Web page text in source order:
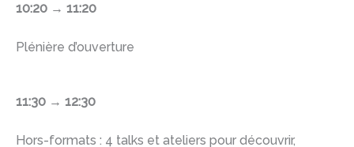
10:20 → 11:20
Plénière d’ouverture
11:30 → 12:30
Hors-formats : 4 talks et ateliers pour découvrir,